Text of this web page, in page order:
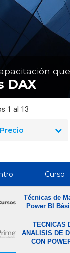
DAX
1 al 13
Precio
Curso
Técnicas de
Power BI
TECNICAS
ANALISIS DE
CON